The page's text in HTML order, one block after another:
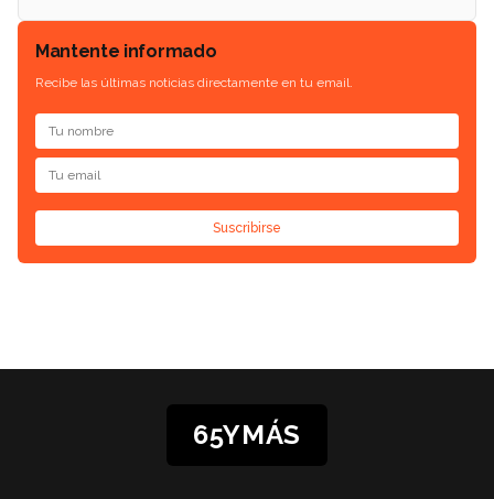
Mantente informado
Recibe las últimas noticias directamente en tu email.
Suscribirse
65YMÁS